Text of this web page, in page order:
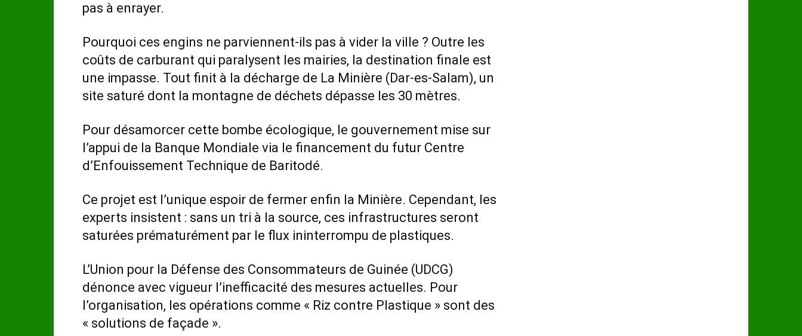
pas à enrayer.
Pourquoi ces engins ne parviennent-ils pas à vider la ville ? Outre les
coûts de carburant qui paralysent les mairies, la destination finale est
une impasse. Tout finit à la décharge de La Minière (Dar-es-Salam), un
site saturé dont la montagne de déchets dépasse les 30 mètres.
Pour désamorcer cette bombe écologique, le gouvernement mise sur
l’appui de la Banque Mondiale via le financement du futur Centre
d’Enfouissement Technique de Baritodé.
Ce projet est l’unique espoir de fermer enfin la Minière. Cependant, les
experts insistent : sans un tri à la source, ces infrastructures seront
saturées prématurément par le flux ininterrompu de plastiques.
L’Union pour la Défense des Consommateurs de Guinée (UDCG)
dénonce avec vigueur l’inefficacité des mesures actuelles. Pour
l’organisation, les opérations comme « Riz contre Plastique » sont des
« solutions de façade ».